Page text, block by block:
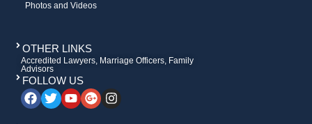
Photos and Videos
OTHER LINKS
Accredited Lawyers, Marriage Officers, Family
Advisors
FOLLOW US